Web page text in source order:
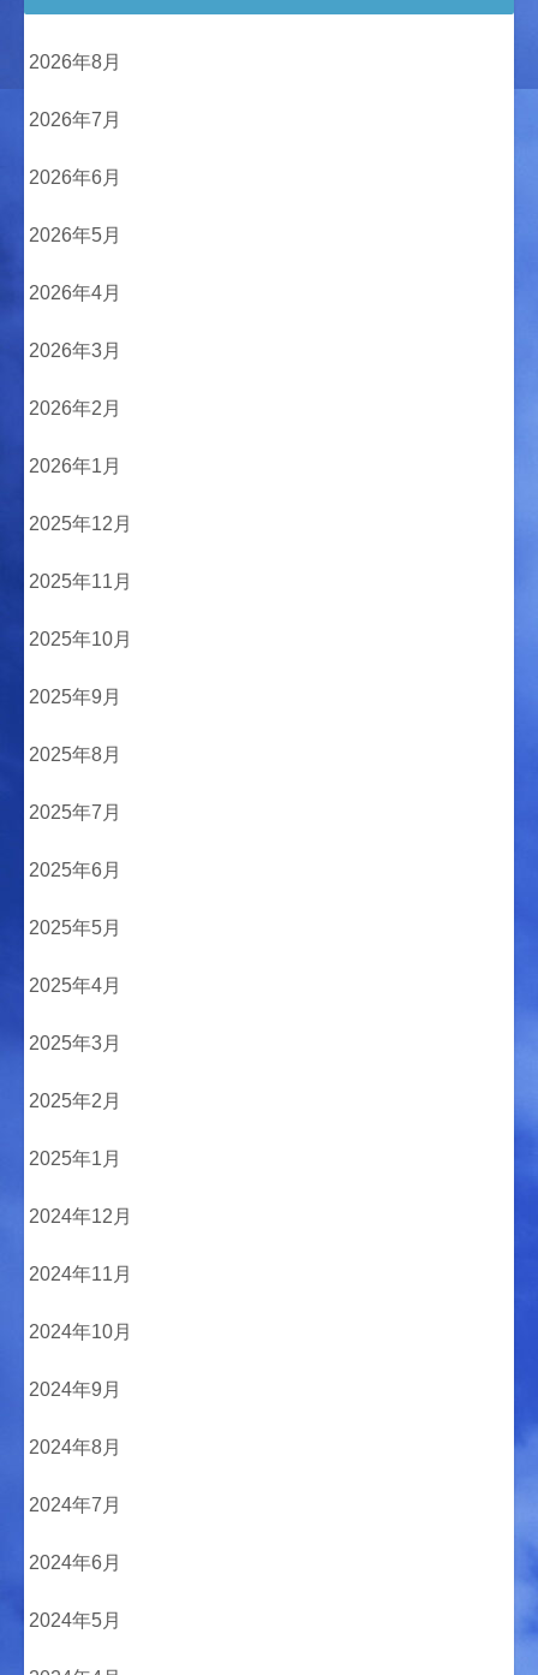
2026年8月
2026年7月
2026年6月
2026年5月
2026年4月
2026年3月
2026年2月
2026年1月
2025年12月
2025年11月
2025年10月
2025年9月
2025年8月
2025年7月
2025年6月
2025年5月
2025年4月
2025年3月
2025年2月
2025年1月
2024年12月
2024年11月
2024年10月
2024年9月
2024年8月
2024年7月
2024年6月
2024年5月